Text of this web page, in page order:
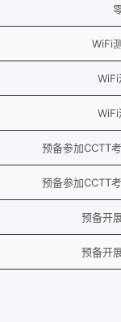
WiFi
WiFi
WiFi
预备参加CCTT
预备参加CCTT
预备开
预备开